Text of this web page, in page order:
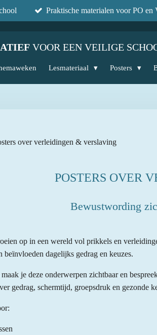
Praktische materialen voor PO en
VOOR EEN VEILIGE
Lesmateriaal Posters
over verleidingen & verslaving
POSTERS OVER
Bewustwording
op in een wereld vol prikkels en
beïnvloeden dagelijks gedrag en keuzes.
je deze onderwerpen zichtbaar en
gedrag, schermtijd, groepsdruk en gezonde